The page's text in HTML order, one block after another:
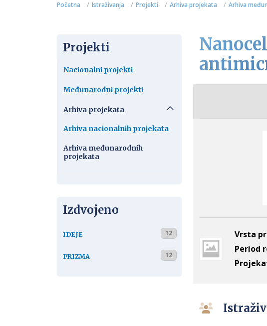
Početna Istraživanja Projekti Arhiva projekata Arhiva
Projekti
Nacionalni projekti
Međunarodni projekti
Arhiva projekata
Arhiva nacionalnih projekata
Arhiva međunarodnih
projekata
Izdvojeno
IDEJE 12
PRIZMA 12
Vrsta
Period